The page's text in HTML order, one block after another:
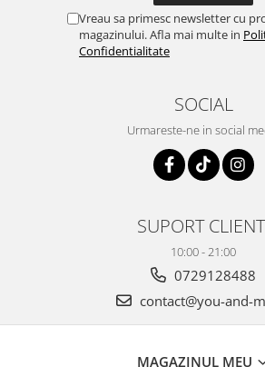
Vreau sa primesc newsletter cu
magazinului. Afla mai multe in
Confidentialitate
SOCIAL
Urmareste-ne in social
SUPORT
10:00 - 21:00
0729128488
contact@you-and-
MAGAZINUL MEU